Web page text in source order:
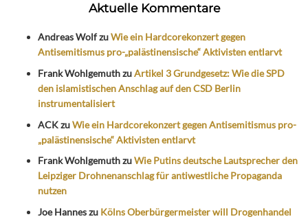
Aktuelle Kommentare
Andreas WolfzuWie ein Hardcorekonzert gegen
Antisemitismus pro-„palästinensische“ Aktivisten entlarvt
Frank WohlgemuthzuArtikel 3 Grundgesetz: Wie die SPD
den islamistischen Anschlag auf den CSD Berlin
instrumentalisiert
ACKzuWie ein Hardcorekonzert gegen Antisemitismus pro-
„palästinensische“ Aktivisten entlarvt
Frank WohlgemuthzuWie Putins deutsche Lautsprecher den
Leipziger Drohnenanschlag für antiwestliche Propaganda
nutzen
Joe Hanneszu Kölns Oberbürgermeister will Drogenhandel